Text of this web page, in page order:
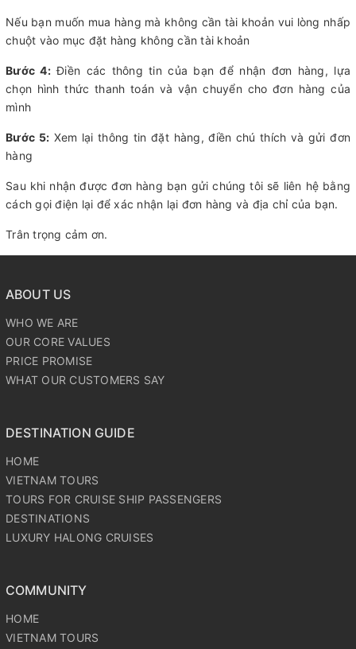
Nếu bạn muốn mua hàng mà không cần tài khoản vui lòng nhấp
chuột vào mục đặt hàng không cần tài khoản
Bước 4:Điền các thông tin của bạn để nhận đơn hàng, lựa
chọn hình thức thanh toán và vận chuyển cho đơn hàng của
mình
Bước 5: Xem lại thông tin đặt hàng, điền chú thích và gửi đơn
hàng
Sau khi nhận được đơn hàng bạn gửi chúng tôi sẽ liên hệ bằng
cách gọi điện lại để xác nhận lại đơn hàng và địa chỉ của bạn.
Trân trọng cảm ơn.
ABOUT US
WHO WE ARE
OUR CORE VALUES
PRICE PROMISE
WHAT OUR CUSTOMERS SAY
DESTINATION GUIDE
HOME
VIETNAM TOURS
TOURS FOR CRUISE SHIP PASSENGERS
DESTINATIONS
LUXURY HALONG CRUISES
COMMUNITY
HOME
VIETNAM TOURS